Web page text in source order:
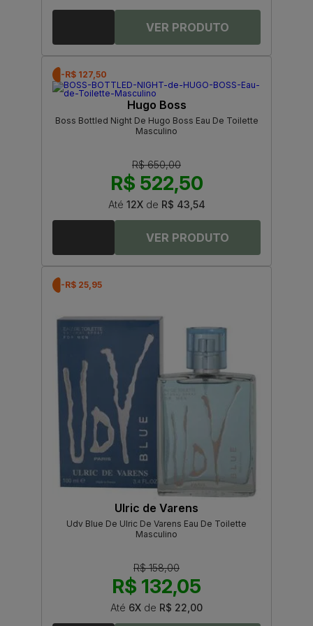
-R$ 127,50
Hugo Boss
Boss Bottled Night De Hugo Boss Eau De Toilette
Masculino
R$ 650,00
R$ 522,50
Até 12Xde R$ 43,54
-R$ 25,95
Ulric de Varens
Udv Blue De Ulric De Varens Eau De Toilette
Masculino
R$ 158,00
R$ 132,05
Até 6X de R$ 22,00